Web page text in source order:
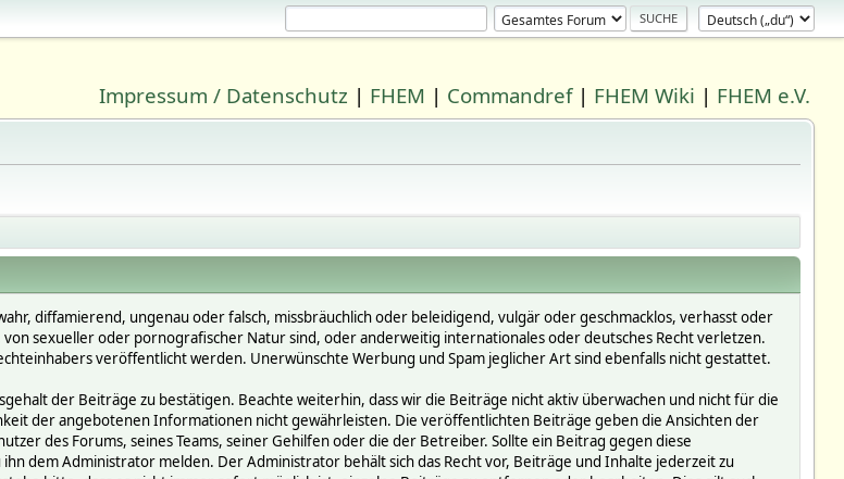
Impressum / Datenschutz | FHEM | Commandref| FHEM Wiki | FHEM e.V.
diffamierend, ungenau oder falsch, missbräuchlich oder beleidigend, vulgär oder geschmacklos, verhasst oder
sexueller oder pornografischer Natur sind, oder anderweitig internationales oder deutsches Recht verletzen.
veröffentlicht werden. Unerwünschte Werbung und Spam jeglicher Art sind ebenfalls nicht gestattet.
der Beiträge zu bestätigen. Beachte weiterhin, dass wir die Beiträge nicht aktiv überwachen und nicht für die
der angebotenen Informationen nicht gewährleisten. Die veröffentlichten Beiträge geben die Ansichten der
des Forums, seines Teams, seiner Gehilfen oder die der Betreiber. Sollte ein Beitrag gegen diese
dem Administrator melden. Der Administrator behält sich das Recht vor, Beiträge und Inhalte jederzeit zu